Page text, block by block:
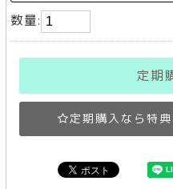
数量:
定期
定期購入なら特